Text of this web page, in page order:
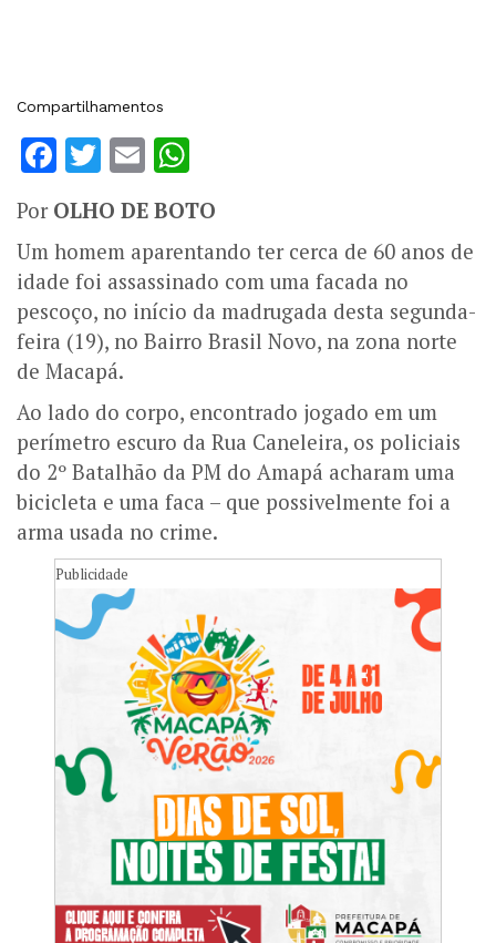
Compartilhamentos
Facebook
Twitter
Email
Por OLHO DE BOTO
Um homem aparentando ter cerca de 60 anos de
idade foi assassinado com uma facada no
pescoço, no início da madrugada desta segunda-
feira (19), no Bairro Brasil Novo, na zona norte
de Macapá.
Ao lado do corpo, encontrado jogado em um
perímetro escuro da Rua Caneleira, os policiais
do 2º Batalhão da PM do Amapá acharam uma
bicicleta e uma faca – que possivelmente foi a
arma usada no crime.
Publicidade